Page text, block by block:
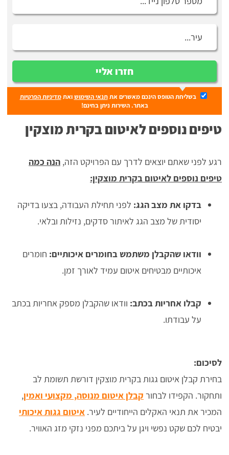
חזרו אליי
בשליחת הטופס הינכם מאשרים אתתנאי השימושואתמדיניות הפרטיות
באתר. השירות ניתן בחינם!
טיפים נוספים לאיטום בקרית מוצקין
רגע לפני שאתם יוצאים לדרך עם הפרויקט הזה, הנה כמה
טיפים נוספים לאיטום בקרית מוצקין:
בדקו את מצב הגג: לפני תחילת העבודה, בצעו בדיקה
יסודית של מצב הגג לאיתור סדקים, נזילות ובלאי.
וודאו שהקבלן משתמש בחומרים איכותיים: חומרים
איכותיים מבטיחים איטום עמיד לאורך זמן.
קבלו אחריות בכתב: וודאו שהקבלן מספק אחריות בכתב
על עבודתו.
לסיכום:
בחירת קבלן איטום גגות בקרית מוצקין דורשת תשומת לב
ותחקור. הקפידו לבחור קבלן איטום מנוסה, מקצועי ואמין,
המכיר את תנאי האקלים הייחודיים לעיר. איטום גגות איכותי
יבטיח לכם שקט נפשי ויגן על ביתכם מפני נזקי מזג האוויר.